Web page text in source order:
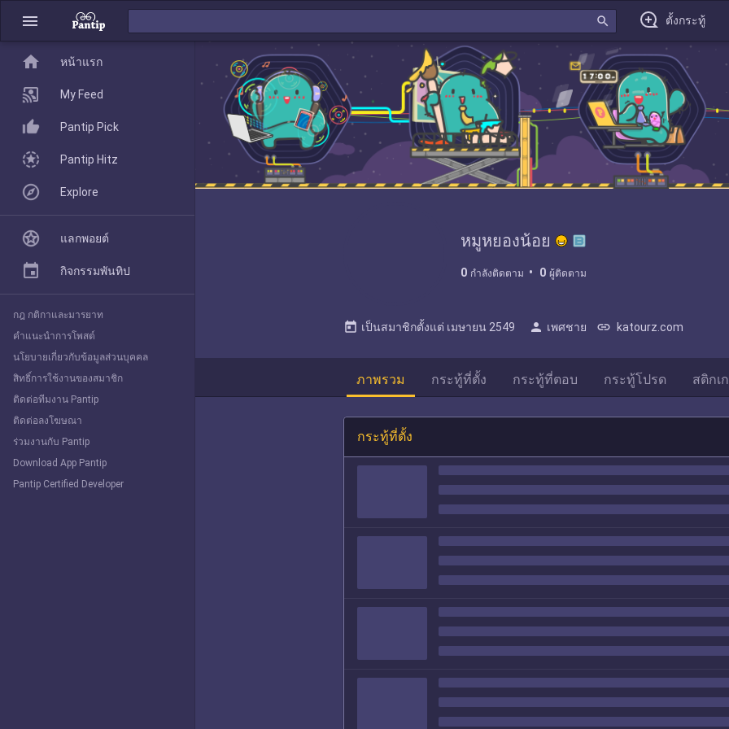
menu search ตั้งกระทู้
หมูหยองน้อย
0 กำลังติดตาม 0 ผู้ติดตาม
today เป็นสมาชิกตั้งแต่ เมษายน 2549 person เพศชาย link katourz.com
ภาพรวม กระทู้ที่ตั้ง กระทู้ที่ตอบ กระทู้โปรด สติกเ
กระทู้ที่ตั้ง
home
Pantip Pick
Explore
home หน้าแรก
My Feed
Pantip Pick
Pantip Hitz
Explore
แลกพอยต์
กิจกรรมพันทิป
กฎ กติกาและมารยาท
คำแนะนำการโพสต์
นโยบายเกี่ยวกับข้อมูลส่วนบุคคล
สิทธิ์การใช้งานของสมาชิก
ติดต่อทีมงาน Pantip
ติดต่อลงโฆษณา
ร่วมงานกับ Pantip
Download App Pantip
Pantip Certified Developer